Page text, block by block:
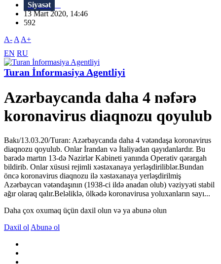
Siyasət
13 Mart 2020, 14:46
592
A- A A+
EN RU
Turan İnformasiya Agentliyi
Azərbaycanda daha 4 nəfərə
koronavirus diaqnozu qoyulub
Bakı/13.03.20/Turan: Azərbaycanda daha 4 vətəndaşa koronavirus
diaqnozu qoyulub. Onlar İrandan və İtaliyadan qayıdanlardır. Bu
barədə martın 13-də Nazirlər Kabineti yanında Operativ qərargah
bildirib. Onlar xüsusi rejimli xəstəxanaya yerləşdiriliblər.Bundan
öncə koronavirus diaqnozu ilə xəstəxanaya yerləşdirilmiş
Azərbaycan vətəndaşının (1938-ci ildə anadan olub) vəziyyəti stabil
ağır olaraq qalır.Beləliklə, ölkədə koronavirusa yoluxanların sayı...
Daha çox oxumaq üçün daxil olun və ya abunə olun
Daxil ol Abunə ol